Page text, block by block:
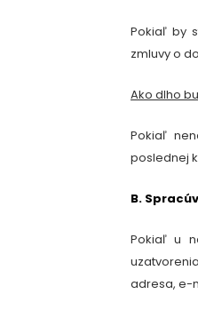
Pokiaľ by
zmluvy o
Ako dlho
Pokiaľ
poslednej
B.
Pokiaľ u
adresa, e-